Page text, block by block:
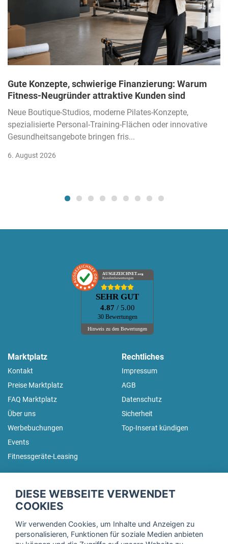
Gute Konzepte, schwierige Finanzierung: Warum
Fitness-Neugründer attraktive Kunden sind
Neue Boutique-Studios, moderne Pilates-Konzepte,
spezialisierte Personal-Training-Flächen oder innovative
Gesundheitsangebote bringen fris...
6. August 2026
AUSGEZEICHNET.org
Kundenbewertungen
SEHR GUT
4.87 / 5.00
30 Bewertungen
Hinweis zu den Bewertungen
Marktplatz
Kontakt
Preise Marktplatz
FAQ Marktplatz
Über uns
Werbebuchungen
Events
Fitnessgeräte-Leasing
Rechtliches
Impressum
AGB
Datenschutz
Sicherheit
Top-Inserat kündigen
Trage dich hier für unseren Newsletter ein und erhalte regelmäßig
DIESE WEBSEITE VERWENDET
COOKIES
Wir verwenden Cookies, um Inhalte und Anzeigen zu
personalisieren, Funktionen für soziale Medien anbieten